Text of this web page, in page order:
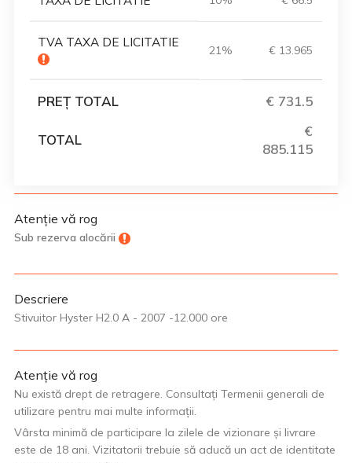
TVA TAXA DE LICITATIE
21% € 13.965
PREȚ TOTAL € 731.5
TOTAL
€
885.115
Atenție vă rog
Sub rezerva alocării
Descriere
Stivuitor Hyster H2.0 A - 2007 -12.000 ore
Atenție vă rog
Nu există drept de retragere. Consultați Termenii generali de
utilizare pentru mai multe informații.
Vârsta minimă de participare la zilele de vizionare și livrare
este de 18 ani. Vizitatorii trebuie să aducă un act de identitate